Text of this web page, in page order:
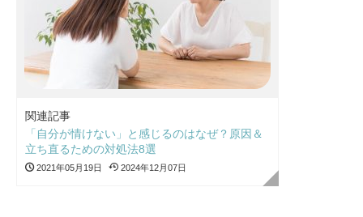
関連記事
「自分が情けない」と感じるのはなぜ？原因＆
立ち直るための対処法8選
2021年05月19日 2024年12月07日